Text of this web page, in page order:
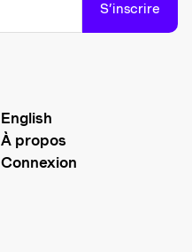
S’inscrire
English
À propos
Connexion